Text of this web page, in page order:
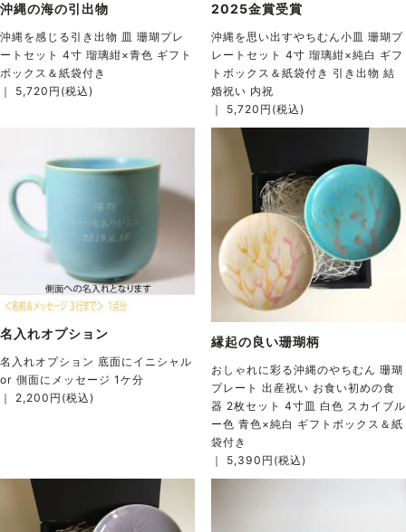
沖縄の海の引出物
沖縄を感じる引き出物 皿 珊瑚プレ
ートセット 4寸 瑠璃紺×青色 ギフト
ボックス＆紙袋付き
｜ 5,720円(税込)
2025金賞受賞
沖縄を思い出すやちむん小皿 珊瑚プ
レートセット 4寸 瑠璃紺×純白 ギフ
トボックス＆紙袋付き 引き出物 結
婚祝い 内祝
｜ 5,720円(税込)
名入れオプション
名入れオプション 底面にイニシャル
or 側面にメッセージ 1ケ分
｜ 2,200円(税込)
縁起の良い珊瑚柄
おしゃれに彩る沖縄のやちむん 珊瑚
プレート 出産祝い お食い初めの食
器 2枚セット 4寸皿 白色 スカイブル
ー色 青色×純白 ギフトボックス＆紙
袋付き
｜ 5,390円(税込)